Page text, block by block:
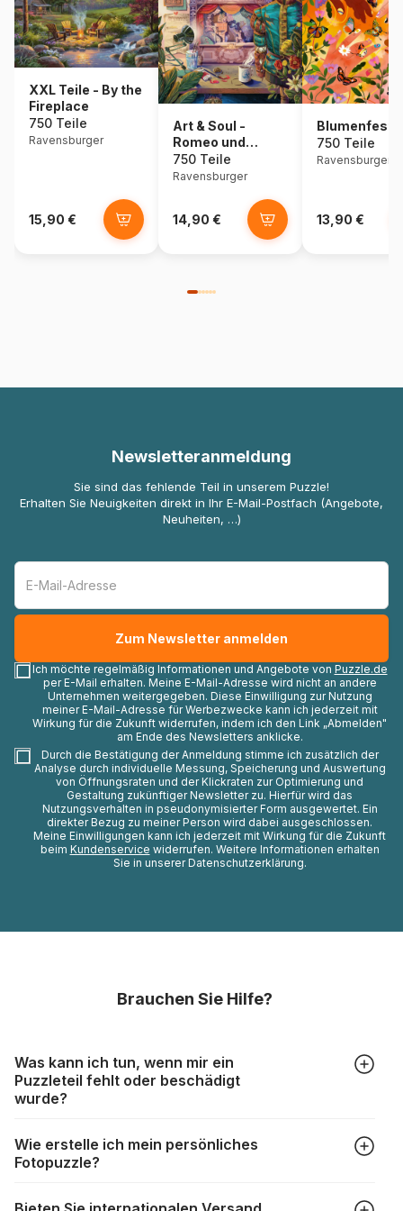
XXL Teile - By the
Fireplace
750 Teile
Ravensburger
15,90 €
Art & Soul -
Romeo und
Juliette
750 Teile
Ravensburger
14,90 €
Blumenfest
750 Teile
Ravensburger
13,90 €
Newsletteranmeldung
Sie sind das fehlende Teil in unserem Puzzle!
Erhalten Sie Neuigkeiten direkt in Ihr E-Mail-Postfach (Angebote,
Neuheiten, …)
Ich möchte regelmäßig Informationen und Angebote von Puzzle.de
per E-Mail erhalten. Meine E-Mail-Adresse wird nicht an andere
Unternehmen weitergegeben. Diese Einwilligung zur Nutzung
meiner E-Mail-Adresse für Werbezwecke kann ich jederzeit mit
Wirkung für die Zukunft widerrufen, indem ich den Link „Abmelden"
am Ende des Newsletters anklicke.
Durch die Bestätigung der Anmeldung stimme ich zusätzlich der
Analyse durch individuelle Messung, Speicherung und Auswertung
von Öffnungsraten und der Klickraten zur Optimierung und
Gestaltung zukünftiger Newsletter zu. Hierfür wird das
Nutzungsverhalten in pseudonymisierter Form ausgewertet. Ein
direkter Bezug zu meiner Person wird dabei ausgeschlossen.
Meine Einwilligungen kann ich jederzeit mit Wirkung für die Zukunft
beim Kundenservice widerrufen. Weitere Informationen erhalten
Sie in unserer Datenschutzerklärung.
Brauchen Sie Hilfe?
Was kann ich tun, wenn mir ein
Puzzleteil fehlt oder beschädigt
wurde?
aber trotzdem kann es vorkommen, dass Teile beschädigt
werden oder verloren gehen. Mit solchen Fällen gehen
https://www.puzzle.de/puzzleteile-fehlen.html
Wie erstelle ich mein persönliches
Fotopuzzle?